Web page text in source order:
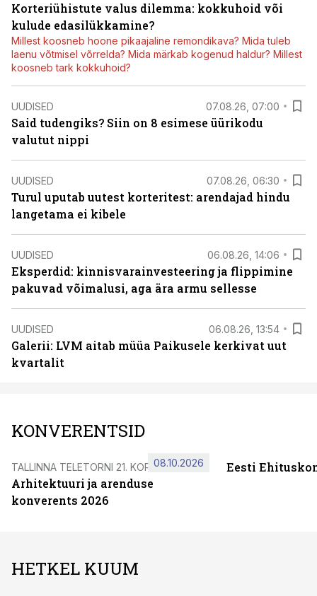
Korteriühistute valus dilemma: kokkuhoid või
kulude edasilükkamine?
Millest koosneb hoone pikaajaline remondikava? Mida tuleb
laenu võtmisel võrrelda? Mida märkab kogenud haldur? Millest
koosneb tark kokkuhoid?
UUDISED 07.08.26, 07:00
Said tudengiks? Siin on 8 esimese üürikodu
valutut nippi
UUDISED 07.08.26, 06:30
Turul uputab uutest korteritest: arendajad hindu
langetama ei kibele
UUDISED 06.08.26, 14:06
Eksperdid: kinnisvarainvesteering ja flippimine
pakuvad võimalusi, aga ära armu sellesse
UUDISED 06.08.26, 13:54
Galerii: LVM aitab müüa Paikusele kerkivat uut
kvartalit
KONVERENTSID
TALLINNA TELETORNI 21. KORRUSEL
Arhitektuuri ja arenduse
konverents 2026
08.10.2026 Eesti
HETKEL KUUM